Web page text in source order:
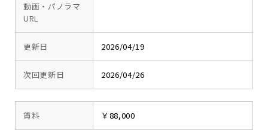
動画・パノラマ
URL
更新日 2026/04/19
次回更新日 2026/04/26
賃料 ￥88,000